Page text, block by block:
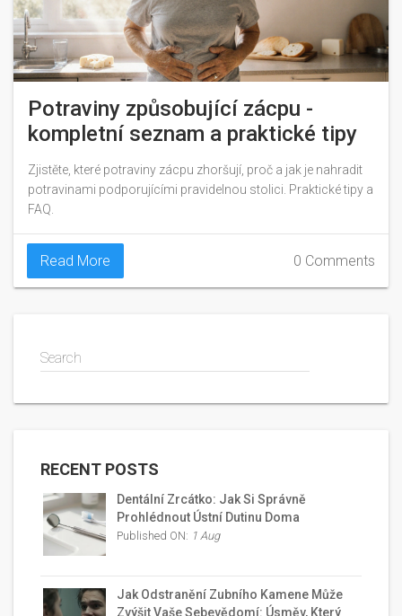
Potraviny způsobující zácpu -
kompletní seznam a praktické tipy
Zjistěte, které potraviny zácpu zhoršují, proč a jak je nahradit
potravinami podporujícími pravidelnou stolici. Praktické tipy a
FAQ.
Read More 0 Comments
Search
RECENT POSTS
Dentální Zrcátko: Jak Si Správně
Prohlédnout Ústní Dutinu Doma
Published ON: 1 Aug
Jak Odstranění Zubního Kamene Může
Zvýšit Vaše Sebevědomí: Úsměv, Který